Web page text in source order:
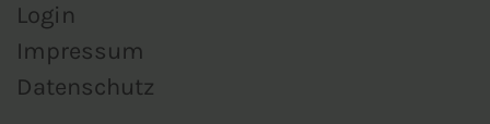
Login
Impressum
Datenschutz